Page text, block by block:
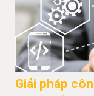
Giải pháp